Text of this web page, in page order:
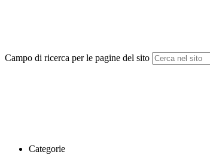
Campo di ricerca per le pagine del sito
Categorie